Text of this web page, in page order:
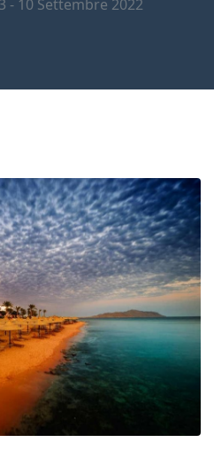
- 10 Settembre 2022